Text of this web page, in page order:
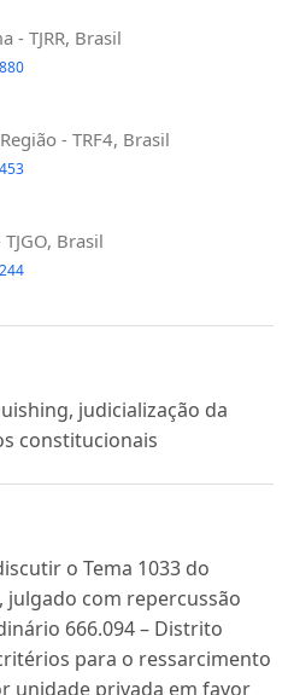
- TJRR, Brasil
- TRF4, Brasil
Brasil
judicialização da
constitucionais
o Tema 1033 do
julgado com repercussão
666.094 – Distrito
para o ressarcimento
unidade privada em favor